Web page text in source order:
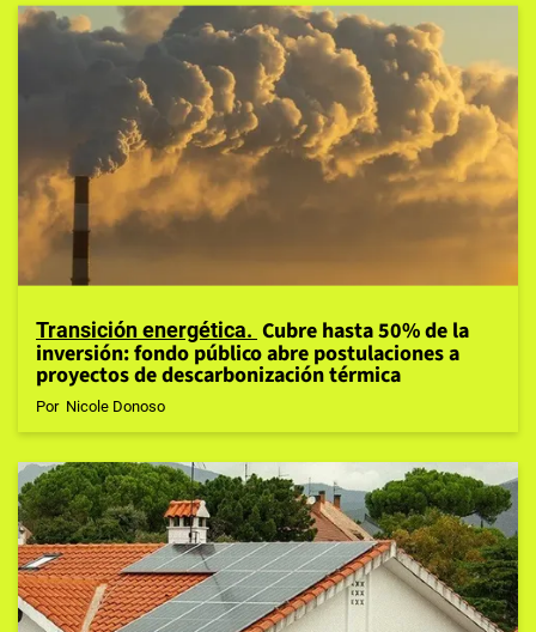
Transición energética Cubre hasta 50% de la
inversión: fondo público abre postulaciones a
proyectos de descarbonización térmica
Por Nicole Donoso